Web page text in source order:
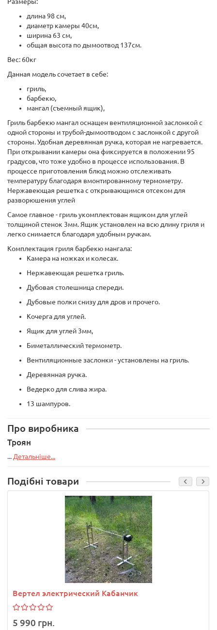
длина 98 см,
диаметр камеры 40см,
ширина 63 см,
общая высота по дымоотвод 137см.
Вес: 60кг
Данная модель сочетает в себе:
гриль,
барбекю,
мангал (съемный ящик),
Гриль барбекю мангал оснащен вентиляционной заслонкой с
одной стороны и трубой-дымоотводом с заслонкой с другой
стороны. Удобная деревянная ручка, которая не нагревается.
При открывании камеры она фиксируется в положении 95
градусов, что тоже удобно в процессе использования. В
процессе приготовления блюд можно отслеживать
температуру благодаря вмонтированному термометру.
Нержавеющая решетка с открывающимся отсеком для
разворюшения углей
Самое главное - гриль укомплектован ящиком для углей
толщиной стенок 3мм. Ящик установлен на всю длину гриля и
легко снимается благодаря удобным ручкам.
Комплектация гриля барбекю мангала:
Камера на ножках и колесах.
Нержавеющая решетка гриль.
Дубовая столешница спереди.
Дубовые полки снизу для дров и прочего.
Кочерга для углей.
Ящик для углей 3мм,
Биметаллический термометр.
Вентиляционные заслонки - установлены на гриль.
Деревянная ручка.
Ведерко для слива жира.
13 шампуров.
Про виробника
Троян
... Детальніше...
Подібні товари
Вертел электрический Кабанчик
5 990 грн.